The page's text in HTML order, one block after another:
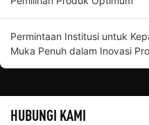
Permintaan Institusi untuk
Muka Penuh dalam Inovasi
HUBUNGI KAMI